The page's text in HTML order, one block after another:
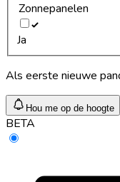
Zonnepanelen
Ja
Als eerste nieuwe
Hou me op de hoogte
BETA